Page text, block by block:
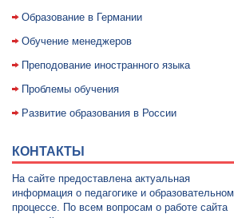
Образование в Германии
Обучение менеджеров
Преподование иностранного языка
Проблемы обучения
Развитие образования в России
КОНТАКТЫ
На сайте предоставлена актуальная
информация о педагогике и образовательном
процессе. По всем вопросам о работе сайта